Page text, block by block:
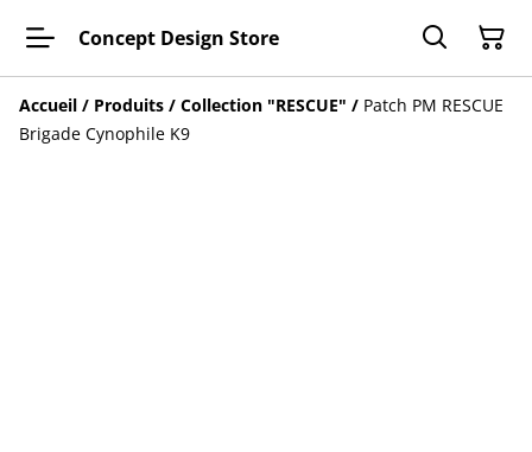
Concept Design Store
Accueil / Produits / Collection "RESCUE" / Patch PM RESCUE
Brigade Cynophile K9